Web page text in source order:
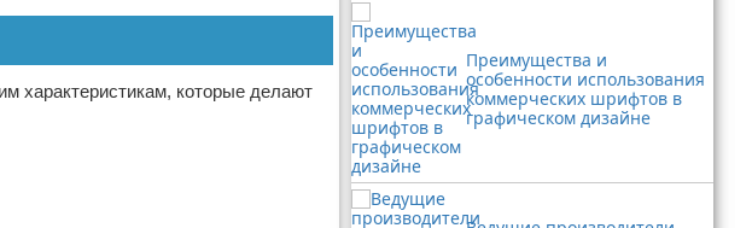
характеристикам, которые делают
Преимущества и
особенности использования
коммерческих шрифтов в
графическом дизайне